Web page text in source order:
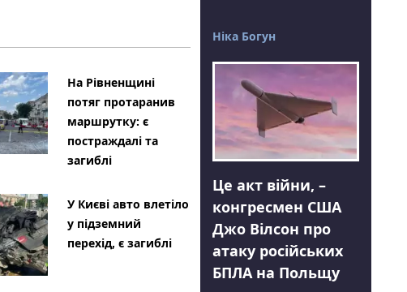
На Рівненщині
потяг протаранив
маршрутку: є
постраждалі та
загиблі
У Києві авто влетіло
у підземний
перехід, є загиблі
Ніка Богун
Це акт війни, –
конгресмен США
Джо Вілсон про
атаку російських
БПЛА на Польщу